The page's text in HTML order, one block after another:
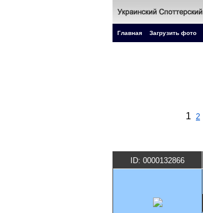
Главная Загрузить фото
1 2
ID: 0000132866